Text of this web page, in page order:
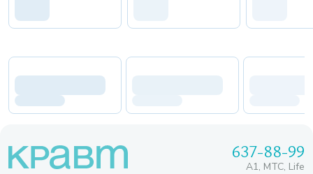
637-88-99
A1, МТС, Life